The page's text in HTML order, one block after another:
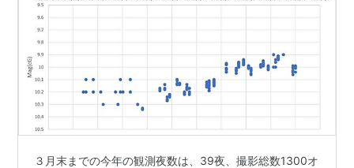
３月末までの今年の観測夜数は、39夜、撮影総数1300オ